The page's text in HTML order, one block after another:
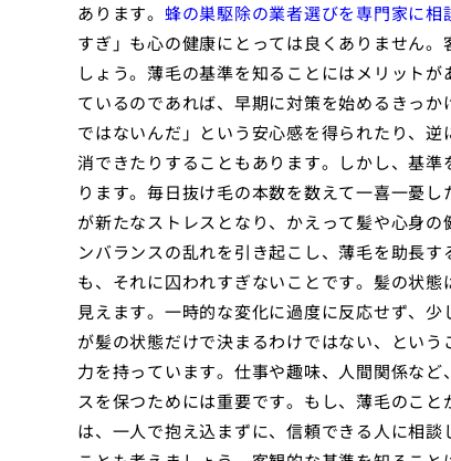
あります。 蜂の巣駆除の業者選びを専門家に相
すぎ」も心の健康にとっては良くありません
しょう。薄毛の基準を知ることにはメリット
ているのであれば、早期に対策を始めるきっ
ではないんだ」という安心感を得られたり、
消できたりすることもあります。しかし、基
ります。毎日抜け毛の本数を数えて一喜一憂
が新たなストレスとなり、かえって髪や心身
ンバランスの乱れを引き起こし、薄毛を助長
も、それに囚われすぎないことです。髪の状
見えます。一時的な変化に過度に反応せず、
が髪の状態だけで決まるわけではない、とい
力を持っています。仕事や趣味、人間関係な
スを保つためには重要です。もし、薄毛のこ
は、一人で抱え込まずに、信頼できる人に相